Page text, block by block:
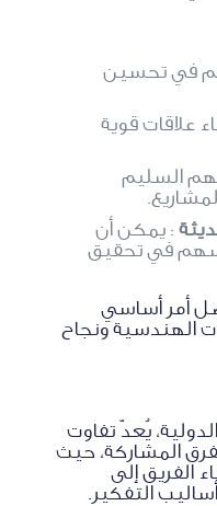
في تحسين
علاقات قوية
السليم
: يمكن أن
في تحقيق
أمر أساسي
الهندسية ونجاح
يُعدّ تفاوت
المشاركة، حيث
الفريق إلى
التفكير.